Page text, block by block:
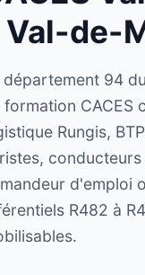
Val-de-
département 94
formation CACES
Rungis,
d'emploi
R482 à